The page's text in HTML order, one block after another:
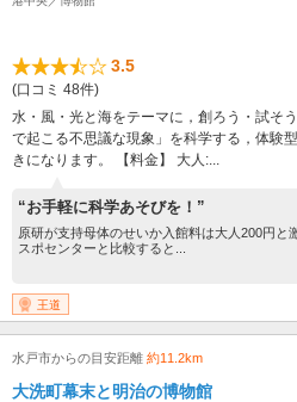
3.5
(口コミ 48件)
水・風・光と海をテーマに，創ろう・試そ
で起こる不思議な現象」を科学する，体験
きになります。 【料金】 大人:...
“お手軽に科学あそびを！”
原研が支持母体のせいか入館料は大人200円と
スポセンターと比較すると...
王道
水戸市からの目安距離 約11.2km
大洗町幕末と明治の博物館